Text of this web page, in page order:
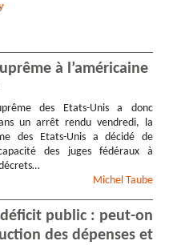
à l’américaine
des Etats-Unis a donc
un arrêt rendu vendredi, la
des Etats-Unis a décidé de
des juges fédéraux à
Michel Taube
public : peut-on
des dépenses et